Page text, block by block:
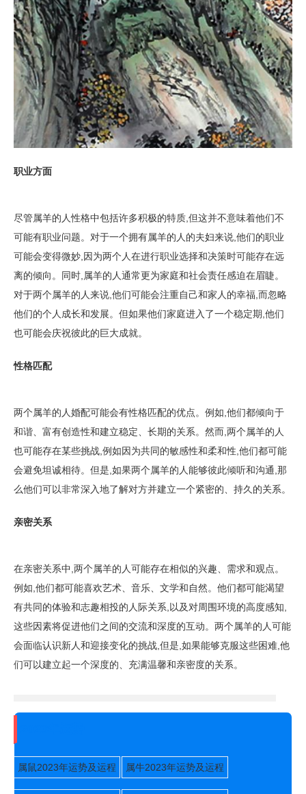
职业方面
尽管属羊的人性格中包括许多积极的特质,但这并不意味着他们不
可能有职业问题。对于一个拥有属羊的人的夫妇来说,他们的职业
可能会变得微妙,因为两个人在进行职业选择和决策时可能存在远
离的倾向。同时,属羊的人通常更为家庭和社会责任感迫在眉睫。
对于两个属羊的人来说,他们可能会注重自己和家人的幸福,而忽略
他们的个人成长和发展。但如果他们家庭进入了一个稳定期,他们
也可能会庆祝彼此的巨大成就。
性格匹配
两个属羊的人婚配可能会有性格匹配的优点。例如,他们都倾向于
和谐、富有创造性和建立稳定、长期的关系。然而,两个属羊的人
也可能存在某些挑战,例如因为共同的敏感性和柔和性,他们都可能
会避免坦诚相待。但是,如果两个属羊的人能够彼此倾听和沟通,那
么他们可以非常深入地了解对方并建立一个紧密的、持久的关系。
亲密关系
在亲密关系中,两个属羊的人可能存在相似的兴趣、需求和观点。
例如,他们都可能喜欢艺术、音乐、文学和自然。他们都可能渴望
有共同的体验和志趣相投的人际关系,以及对周围环境的高度感知,
这些因素将促进他们之间的交流和深度的互动。两个属羊的人可能
会面临认识新人和迎接变化的挑战,但是,如果能够克服这些困难,他
们可以建立起一个深度的、充满温馨和亲密度的关系。
属鼠2023年运势及运程 属牛2023年运势及运程